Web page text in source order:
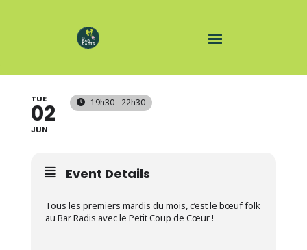
TUE
02
JUN
19h30 - 22h30
Event Details
Tous les premiers mardis du mois, c’est le bœuf folk
au Bar Radis avec le Petit Coup de Cœur !